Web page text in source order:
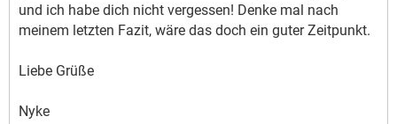
und ich habe dich nicht vergessen! Denke mal nach
meinem letzten Fazit, wäre das doch ein guter Zeitpunkt.
Liebe Grüße
Nyke